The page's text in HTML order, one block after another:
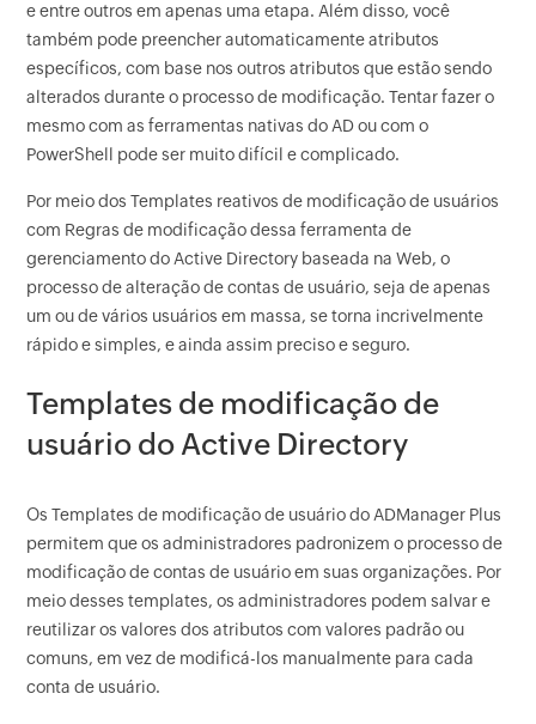
e entre outros em apenas uma etapa. Além disso, você
também pode preencher automaticamente atributos
específicos, com base nos outros atributos que estão sendo
alterados durante o processo de modificação. Tentar fazer o
mesmo com as ferramentas nativas do AD ou com o
PowerShell pode ser muito difícil e complicado.
Por meio dos Templates reativos de modificação de usuários
com Regras de modificação dessa ferramenta de
gerenciamento do Active Directory baseada na Web, o
processo de alteração de contas de usuário, seja de apenas
um ou de vários usuários em massa, se torna incrivelmente
rápido e simples, e ainda assim preciso e seguro.
Templates de modificação de
usuário do Active Directory
Os Templates de modificação de usuário do ADManager Plus
permitem que os administradores padronizem o processo de
modificação de contas de usuário em suas organizações. Por
meio desses templates, os administradores podem salvar e
reutilizar os valores dos atributos com valores padrão ou
comuns, em vez de modificá-los manualmente para cada
conta de usuário.